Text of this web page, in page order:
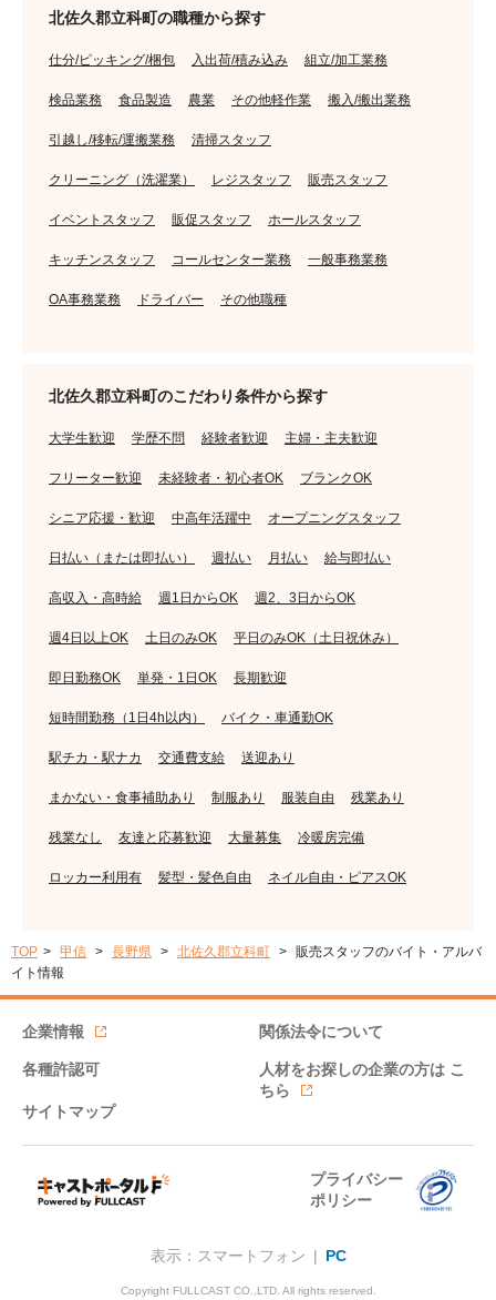
北佐久郡立科町の職種から探す
仕分/ピッキング/梱包 入出荷/積み込み 組立/加工業務
検品業務 食品製造 農業 その他軽作業 搬入/搬出業務
引越し/移転/運搬業務 清掃スタッフ
クリーニング（洗濯業） レジスタッフ 販売スタッフ
イベントスタッフ 販促スタッフ ホールスタッフ
キッチンスタッフ コールセンター業務 一般事務業務
OA事務業務 ドライバー その他職種
北佐久郡立科町のこだわり条件から探す
大学生歓迎 学歴不問 経験者歓迎 主婦・主夫歓迎
フリーター歓迎 未経験者・初心者OK ブランクOK
シニア応援・歓迎 中高年活躍中 オープニングスタッフ
日払い（または即払い） 週払い 月払い 給与即払い
高収入・高時給 週1日からOK 週2、3日からOK
週4日以上OK 土日のみOK 平日のみOK（土日祝休み）
即日勤務OK 単発・1日OK 長期歓迎
短時間勤務（1日4h以内） バイク・車通勤OK
駅チカ・駅ナカ 交通費支給 送迎あり
まかない・食事補助あり 制服あり 服装自由 残業あり
残業なし 友達と応募歓迎 大量募集 冷暖房完備
ロッカー利用有 髪型・髪色自由 ネイル自由・ピアスOK
TOP 甲信 長野県 北佐久郡立科町
販売スタッフのバイト・アルバ
イト情報
企業情報 関係法令について
各種許認可 人材をお探しの企業の方は こ
ちら
サイトマップ
プライバシー
ポリシー
表示：スマートフォン | PC
Copyright FULLCAST CO.,LTD. All rights reserved.